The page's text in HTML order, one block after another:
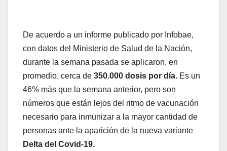
De acuerdo a un informe publicado por Infobae,
con datos del Ministerio de Salud de la Nación,
durante la semana pasada se aplicaron, en
promedio, cerca de 350.000 dosis por día. Es un
46% más que la semana anterior, pero son
números que están lejos del ritmo de vacunación
necesario para inmunizar a la mayor cantidad de
personas ante la aparición de la nueva variante
Delta del Covid-19.